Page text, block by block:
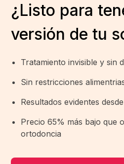
¿Listo para
versión de tu
Tratamiento invisible y sin
Sin restricciones
Resultados evidentes
Precio 65% más bajo que
ortodoncia